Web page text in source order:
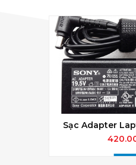
Sạc Adapter
19.5V 3.3A